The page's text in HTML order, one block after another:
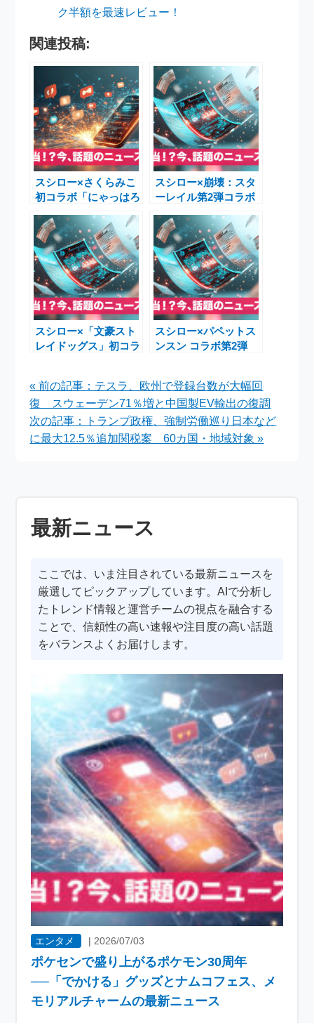
ク半額を最速レビュー！
関連投稿:
スシロー×さくらみこ
初コラボ「にゃっはろ
況！限定グッズが次々
登場で170万表示を突
破
スシロー×崩壊：スタ
ーレイル第2弾コラボ
コーヒーゼリーを徹底
紹介
スシロー×「文豪スト
レイドッグス」初コラ
が登場
スシロー×パペットス
ンスン コラボ第2弾
« 前の記事：テスラ、欧州で登録台数が大幅回
復 スウェーデン71％増と中国製EV輸出の復調
次の記事：トランプ政権、強制労働巡り日本など
に最大12.5％追加関税案 60カ国・地域対象 »
最新ニュース
ここでは、いま注目されている最新ニュースを
厳選してピックアップしています。AIで分析し
たトレンド情報と運営チームの視点を融合する
ことで、信頼性の高い速報や注目度の高い話題
をバランスよくお届けします。
エンタメ |2026/07/03
ポケセンで盛り上がるポケモン30周年
──「でかける」グッズとナムコフェス、メ
モリアルチャームの最新ニュース